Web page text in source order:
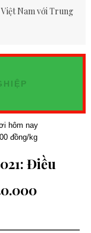
Nam với Trung
hôm nay
đồng/kg
Điều